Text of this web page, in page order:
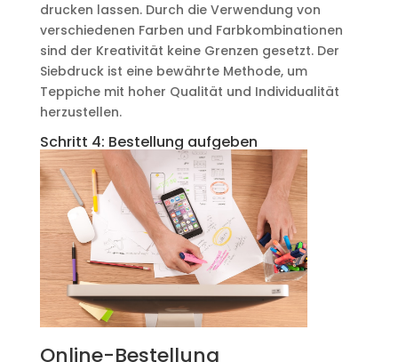
drucken lassen. Durch die Verwendung von
verschiedenen Farben und Farbkombinationen
sind der Kreativität keine Grenzen gesetzt. Der
Siebdruck ist eine bewährte Methode, um
Teppiche mit hoher Qualität und Individualität
herzustellen.
Schritt 4: Bestellung aufgeben
Online-Bestellung